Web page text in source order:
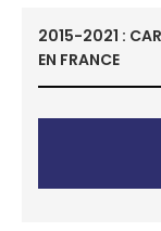
2015-2021 :
EN FRANCE